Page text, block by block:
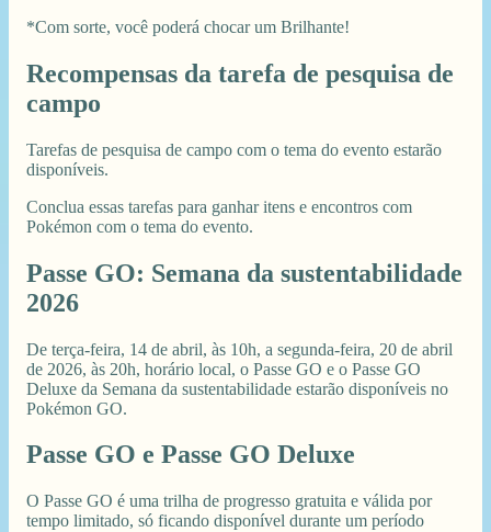
*Com sorte, você poderá chocar um Brilhante!
Recompensas da tarefa de pesquisa de
campo
Tarefas de pesquisa de campo com o tema do evento estarão
disponíveis.
Conclua essas tarefas para ganhar itens e encontros com
Pokémon com o tema do evento.
Passe GO: Semana da sustentabilidade
2026
De terça-feira, 14 de abril, às 10h, a segunda-feira, 20 de abril
de 2026, às 20h, horário local, o Passe GO e o Passe GO
Deluxe da Semana da sustentabilidade estarão disponíveis no
Pokémon GO.
Passe GO e Passe GO Deluxe
O Passe GO é uma trilha de progresso gratuita e válida por
tempo limitado, só ficando disponível durante um período